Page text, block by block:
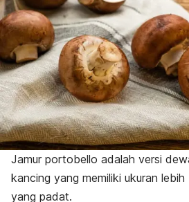
Jamur portobello adalah versi
kancing yang memiliki ukuran
yang padat.